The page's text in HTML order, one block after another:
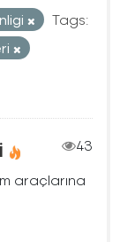
Tags:
43
araçlarına